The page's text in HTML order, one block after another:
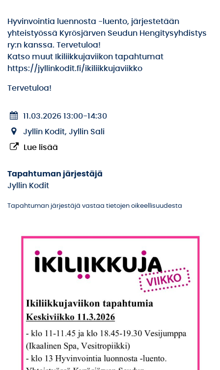
Hyvinvointia luennosta -luento, järjestetään
yhteistyössä Kyrösjärven Seudun Hengitysyhdistys
ry:n kanssa. Tervetuloa!
Katso muut Ikiliikkujaviikon tapahtumat
https://jyllinkodit.fi/ikiliikkujaviikko
Tervetuloa!
11.03.2026 13:00-14:30
Jyllin Kodit, Jyllin Sali
Lue lisää
Tapahtuman järjestäjä
Jyllin Kodit
Tapahtuman järjestäjä vastaa tietojen oikeellisuudesta